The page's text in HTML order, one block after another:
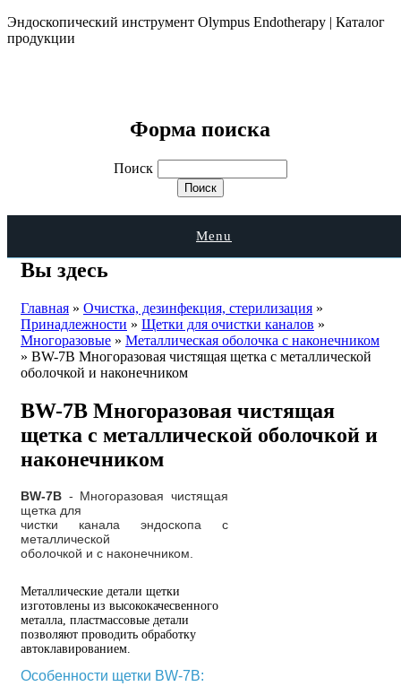
Эндоскопический инструмент Olympus Endotherapy | Каталог
продукции
Форма поиска
Поиск
Menu
Вы здесь
Главная » Очистка, дезинфекция, стерилизация »
Принадлежности » Щетки для очистки каналов »
Многоразовые » Металлическая оболочка с наконечником
» BW-7B Многоразовая чистящая щетка с металлической
оболочкой и наконечником
BW-7B Многоразовая чистящая
щетка с металлической оболочкой и
наконечником
BW-7B - Многоразовая чистящая
щетка для
чистки канала эндоскопа с
металлической
оболочкой и с наконечником.
Металлические детали щетки
изготовлены из высококачесвенного
металла, пластмассовые детали
позволяют проводить обработку
автоклавированием.
Особенности щетки BW-7B: